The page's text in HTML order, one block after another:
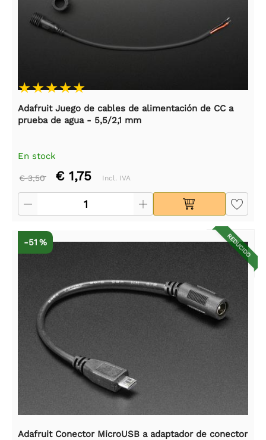
Adafruit Juego de cables de alimentación de CC a
prueba de agua - 5,5/2,1 mm
En stock
€ 3,50 € 1,75 Incl. IVA
REDUCIDO
-51 %
Adafruit Conector MicroUSB a adaptador de conector